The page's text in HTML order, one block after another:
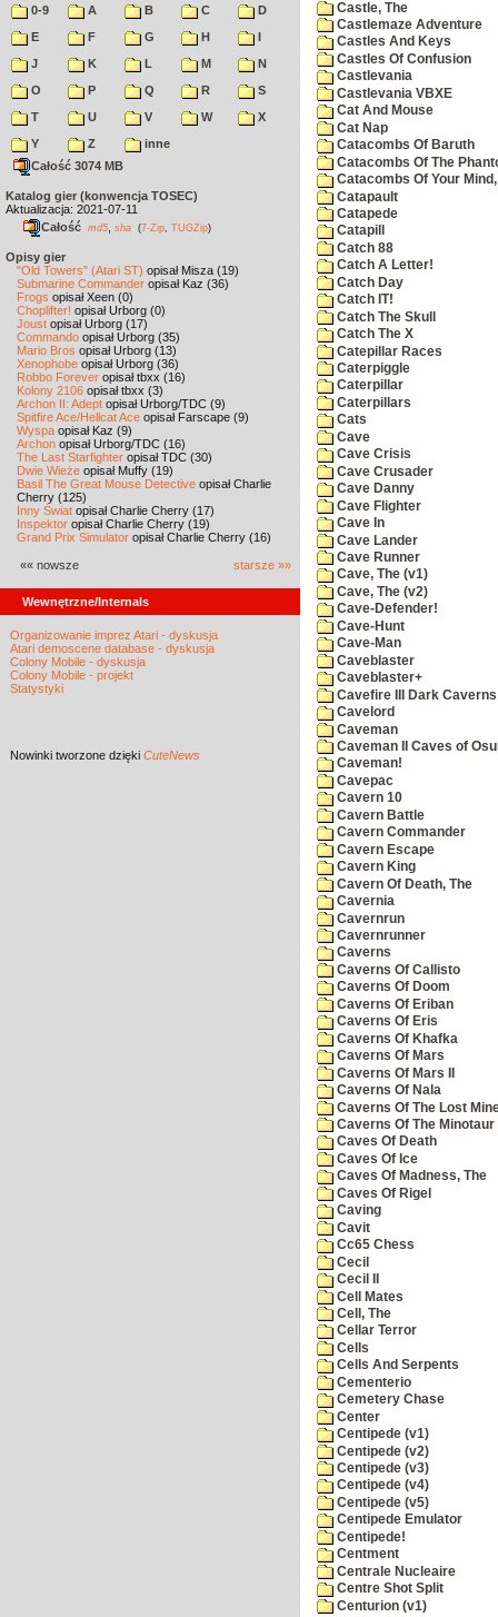
0-9 A B C
D
E
F G H
I
J
K L M
N
O
P Q R
S
T
U V W
X
Y
Z
inne
Całość 3074 MB
Katalog gier (konwencja TOSEC)
Aktualizacja: 2021-07-11
Całość md5 sha (7-Zip TUGZip)
Opisy gier
"Old Towers" (Atari ST) opisał Misza (19)
Submarine Commander opisał Kaz (36)
Frogs opisał Xeen (0)
Choplifter! opisał Urborg (0)
Joust opisał Urborg (17)
Commando opisał Urborg (35)
Mario Bros opisał Urborg (13)
Xenophobe opisał Urborg (36)
Robbo Forever opisał tbxx (16)
Kolony 2106 opisał tbxx (3)
Archon II: Adept opisał Urborg/TDC (9)
Spitfire Ace/Hellcat Ace opisał Farscape (9)
Wyspa opisał Kaz (9)
Archon opisał Urborg/TDC (16)
The Last Starfighter opisał TDC (30)
Dwie Wieże opisał Muffy (19)
Basil The Great Mouse Detective opisał Charlie
Cherry (125)
Inny Świat opisał Charlie Cherry (17)
Inspektor opisał Charlie Cherry (19)
Grand Prix Simulator opisał Charlie Cherry (16)
«« nowsze starsze »»
Wewnętrzne/Internals
Organizowanie imprez Atari - dyskusja
Atari demoscene database - dyskusja
Colony Mobile - dyskusja
Colony Mobile - projekt
Statystyki
Nowinki tworzone dzięki CuteNews
Castle, The
Castlemaze Adventure
Castles And Keys
Castles Of Confusion
Castlevania
Castlevania VBXE
Cat And Mouse
Cat Nap
Catacombs Of Baruth
Catacombs Of The
Catacombs Of Your
Catapault
Catapede
Catapill
Catch 88
Catch A Letter!
Catch Day
Catch IT!
Catch The Skull
Catch The X
Catepillar Races
Caterpiggle
Caterpillar
Caterpillars
Cats
Cave
Cave Crisis
Cave Crusader
Cave Danny
Cave Flighter
Cave In
Cave Lander
Cave Runner
Cave, The (v1)
Cave, The (v2)
Cave-Defender!
Cave-Hunt
Cave-Man
Caveblaster
Caveblaster+
Cavefire III Dark Caverns
Cavelord
Caveman
Caveman II Caves of
Caveman!
Cavepac
Cavern 10
Cavern Battle
Cavern Commander
Cavern Escape
Cavern King
Cavern Of Death, The
Cavernia
Cavernrun
Cavernrunner
Caverns
Caverns Of Callisto
Caverns Of Doom
Caverns Of Eriban
Caverns Of Eris
Caverns Of Khafka
Caverns Of Mars
Caverns Of Mars II
Caverns Of Nala
Caverns Of The Lost
Caverns Of The Minotaur
Caves Of Death
Caves Of Ice
Caves Of Madness, The
Caves Of Rigel
Caving
Cavit
Cc65 Chess
Cecil
Cecil II
Cell Mates
Cell, The
Cellar Terror
Cells
Cells And Serpents
Cementerio
Cemetery Chase
Center
Centipede (v1)
Centipede (v2)
Centipede (v3)
Centipede (v4)
Centipede (v5)
Centipede Emulator
Centipede!
Centment
Centrale Nucleaire
Centre Shot Split
Centurion (v1)